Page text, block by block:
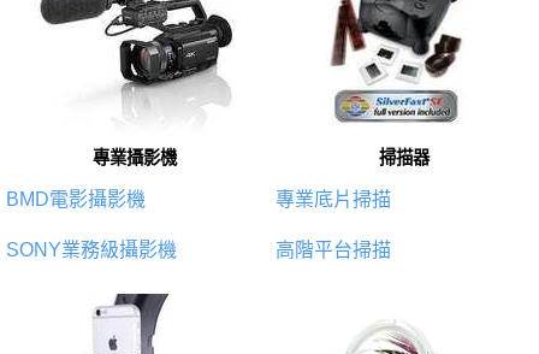
專業攝影機
BMD電影攝影機
SONY業務級攝影機
掃描器
專業底片掃描
高階平台掃描